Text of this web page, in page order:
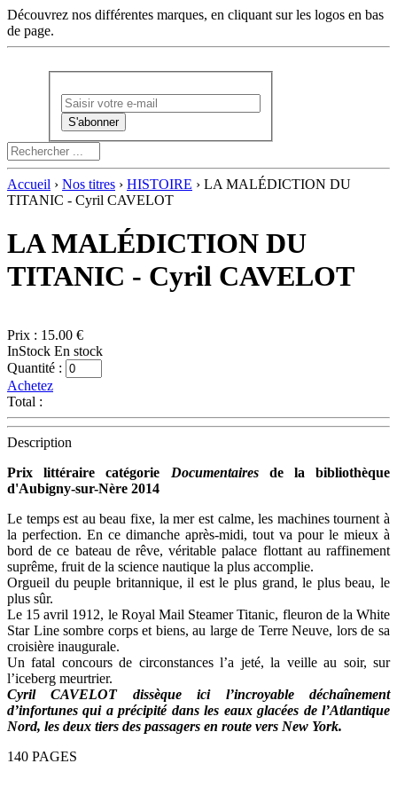
Découvrez nos différentes marques, en cliquant sur les logos en bas
de page.
Accueil › Nos titres › HISTOIRE › LA MALÉDICTION DU
TITANIC - Cyril CAVELOT
LA MALÉDICTION DU
TITANIC - Cyril CAVELOT
Prix : 15.00 €
InStock En stock
Quantité :
Achetez
Total :
Description
Prix littéraire catégorie Documentairesde la bibliothèque
d'Aubigny-sur-Nère 2014
Le temps est au beau fixe, la mer est calme, les machines tournent à
la perfection. En ce dimanche après-midi, tout va pour le mieux à
bord de ce bateau de rêve, véritable palace flottant au raffinement
suprême, fruit de la science nautique la plus accomplie.
Orgueil du peuple britannique, il est le plus grand, le plus beau, le
plus sûr.
Le 15 avril 1912, le Royal Mail Steamer Titanic, fleuron de la White
Star Line sombre corps et biens, au large de Terre Neuve, lors de sa
croisière inaugurale.
Un fatal concours de circonstances l’a jeté, la veille au soir, sur
l’iceberg meurtrier.
Cyril CAVELOT dissèque ici l’incroyable déchaînement
d’infortunes qui a précipité dans les eaux glacées de l’Atlantique
Nord, les deux tiers des passagers en route vers New York.
140 PAGES